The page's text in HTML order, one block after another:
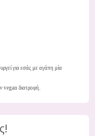
για εσάς με αγάπη μία
vegan διατροφή.